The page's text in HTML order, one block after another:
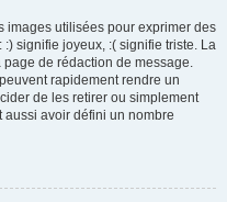
images utilisées pour exprimer des
signifie joyeux, :( signifie triste. La
de rédaction de message.
rapidement rendre un
de les retirer ou simplement
aussi avoir défini un nombre